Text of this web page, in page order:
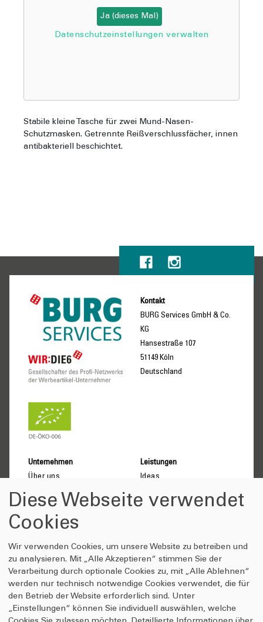
Ja (dieses Mal)
Datenschutzeinstellungen verwalten
Stabile kleine Tasche für zwei Mund-Nasen-
Schutzmasken. Getrennte Reißverschlussfächer, innen
antibakteriell beschichtet.
Kontakt
BURG Services GmbH & Co.
KG
Hansestraße 107
51149 Köln
Deutschland
Unternehmen
Über uns
DIE6 Netzwerk
Nachhaltigkeit
Qualitätsversprechen
Leistungen
Ideas
Solutions
Wissenswertes
Veredlungstechniken
Studien
Emotionsstudie
Marken
Anfrage-Shop
Klimafreundlichkeit
Kontakt
Login
Diese Webseite verwendet
Cookies
Wir verwenden Cookies, um unsere Website zu betreiben und
zu analysieren. Mit „Alle Akzeptieren“ stimmen Sie der
Verarbeitung durch optionale Cookies zu, mit „Alle Ablehnen“
werden nur technisch notwendige Cookies verwendet, die für
den Betrieb der Website erforderlich sind. Unter
„Einstellungen“ können Sie individuell auswählen, welche